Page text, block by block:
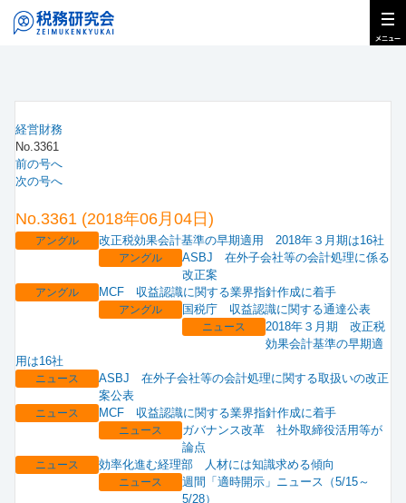
経営財務
No.3361
前の号へ
次の号へ
No.3361 (2018年06月04日)
アングル 改正税効果会計基準の早期適用 2018年３月期は16社
アングル
ASBJ 在外子会社等の会計処理に係る
改正案
アングル MCF 収益認識に関する業界指針作成に着手
アングル 国税庁 収益認識に関する通達公表
ニュース
2018年３月期 改正税
効果会計基準の早期適
用は16社
ニュース
ASBJ 在外子会社等の会計処理に関する取扱いの改正
案公表
ニュース MCF 収益認識に関する業界指針作成に着手
ニュース
ガバナンス改革 社外取締役活用等が
論点
ニュース 効率化進む経理部 人材には知識求める傾向
ニュース
週間「適時開示」ニュース（5/15～
5/28）